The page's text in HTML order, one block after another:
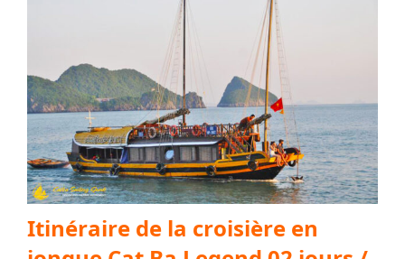
Itinéraire de la croisière en